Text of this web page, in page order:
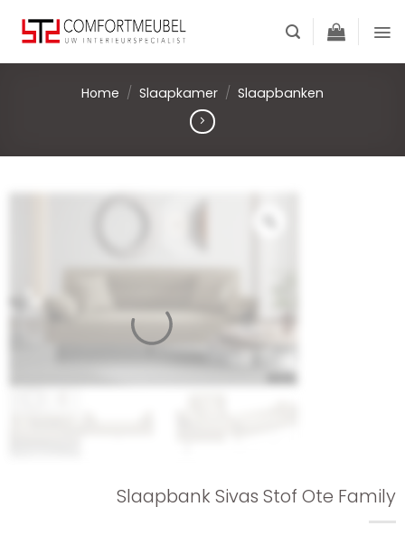
content
Home / Slaapkamer / Slaapbanken
Slaapbank Sivas Stof Ote Family